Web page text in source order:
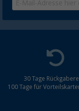
30 Tage
100 Tage für